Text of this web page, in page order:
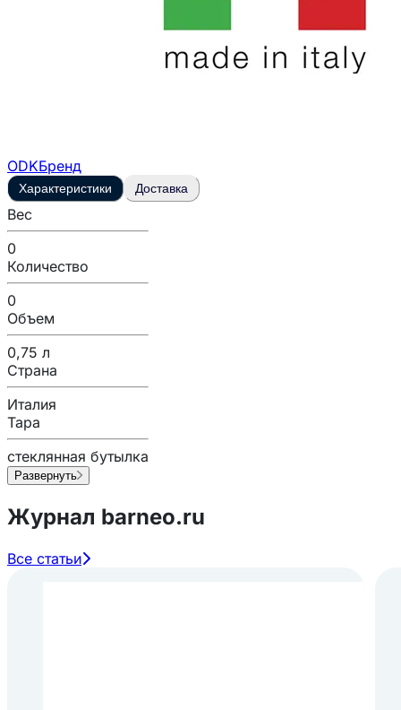
ODKБренд
Характеристики Доставка
Вес
0
Количество
0
Объем
0,75 л
Страна
Италия
Тара
стеклянная бутылка
Развернуть
Журнал barneo.ru
Все статьи